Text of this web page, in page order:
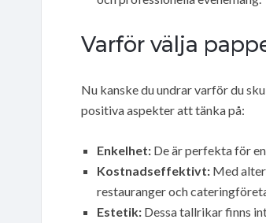
Varför välja
Nu kanske du undrar varför du
positiva aspekter att tänka på:
Enkelhet: De är perfekta för
Kostnadseffektivt: Med
restauranger och
Estetik: Dessa tallrikar finns